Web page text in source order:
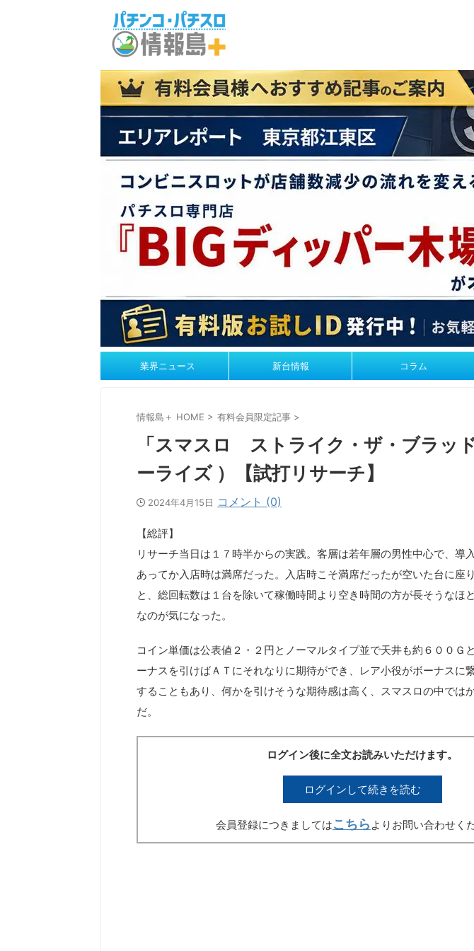
業界ニュース 新台情報 コラム
情報島＋ HOME > 有料会員限定記事 >
「スマスロ ストライク・ザ・ブラッ
ーライズ ）【試打リサーチ】
2024年4月15日 コメント (0)
【総評】
リサーチ当日は１７時半からの実践。客層は若年層の男性中心で、導
あってか入店時は満席だった。入店時こそ満席だったが空いた台に座
と、総回転数は１台を除いて稼働時間より空き時間の方が長そうなほ
なのが気になった。
コイン単価は公表値２・２円とノーマルタイプ並で天井も約６００Ｇ
ーナスを引けばＡＴにそれなりに期待ができ、レア小役がボーナスに
することもあり、何かを引けそうな期待感は高く、スマスロの中では
だ。
ログイン後に全文お読みいただけます。
ログインして続きを読む
会員登録につきましてはこちら よりお問い合わせく